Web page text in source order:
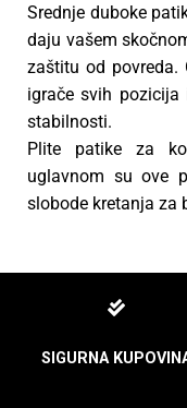
Srednje duboke
daju vašem
zaštitu od povreda.
igrače svih
stabilnosti.
Plite patike za
uglavnom su ove
slobode kretanja za
SIGURNA